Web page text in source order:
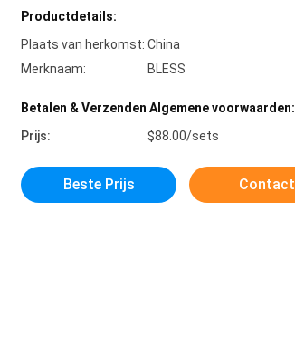
Productdetails:
Plaats van herkomst: China
Merknaam:
BLESS
Betalen & Verzenden Algemene voorwaarden:
Prijs:
$88.00/sets
Beste Prijs Contact